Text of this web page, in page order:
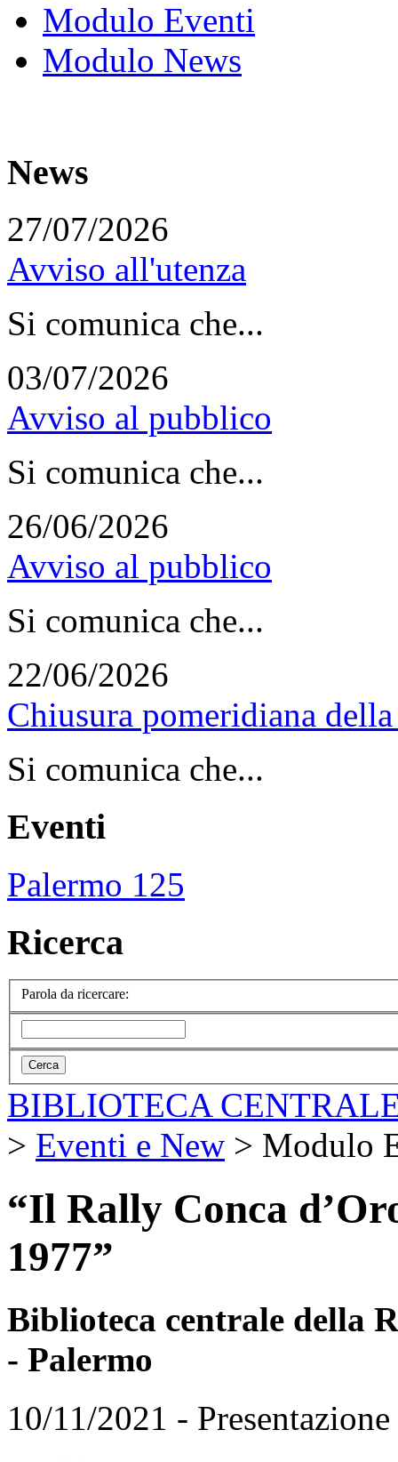
Modulo Eventi
Modulo News
News
27/07/2026
Avviso all'utenza
Si comunica che...
03/07/2026
Avviso al pubblico
Si comunica che...
26/06/2026
Avviso al pubblico
Si comunica che...
22/06/2026
Chiusura pomeridiana
Si comunica che...
Eventi
Palermo 125
Ricerca
Parola da ricercare:
BIBLIOTECA
> Eventi e New > Modulo
“Il Rally Conca
1977”
Biblioteca centrale della
- Palermo
10/11/2021 -